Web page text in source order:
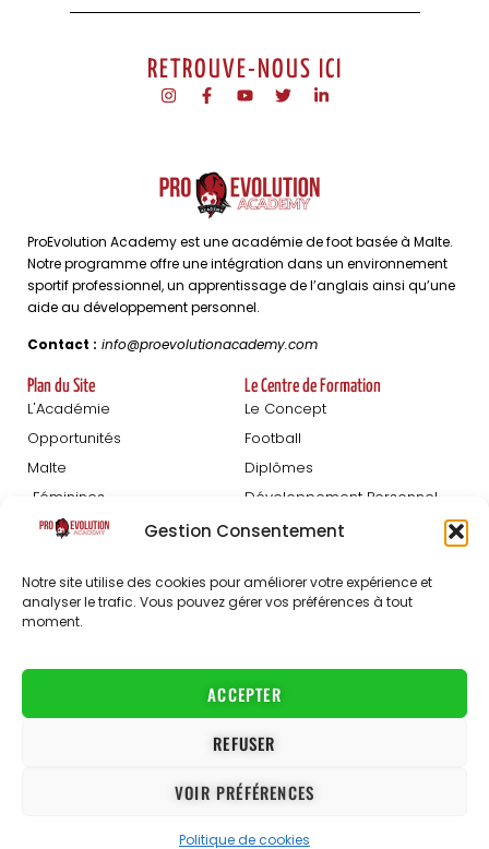
Gestion Consentement
Notre site utilise des cookies pour améliorer votre expérience et
analyser le trafic. Vous pouvez gérer vos préférences à tout
moment.
ACCEPTER
REFUSER
VOIR PRÉFÉRENCES
Politique de cookies
RETROUVE-NOUS ICI
ProEvolution Academy est une académie de foot basée à Malte.
Notre programme offre une intégration dans un environnement
sportif professionnel, un apprentissage de l’anglais ainsi qu’une
aide au développement personnel.
Contact : info@proevolutionacademy.com
Plan du Site
L'Académie
Opportunités
Malte
Féminines
Blog
Le Centre de Formation
Le Concept
Football
Diplômes
Développement Personnel
Détections
Inscription Hommes
Inscription Femmes
À Propos
Le Staff
Carrières
Contact
Conditions Générales d’Utilisation
© 2021-2026 ProEvolution Academy